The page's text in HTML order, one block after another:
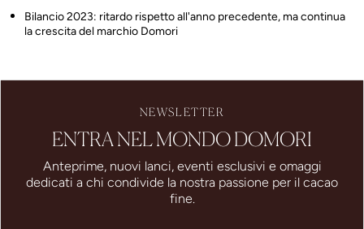
Bilancio 2023: ritardo rispetto all'anno precedente, ma continua
la crescita del marchio Domori
NEWSLETTER
ENTRA NEL MONDO DOMORI
Anteprime, nuovi lanci, eventi esclusivi e omaggi
dedicati a chi condivide la nostra passione per il cacao
fine.